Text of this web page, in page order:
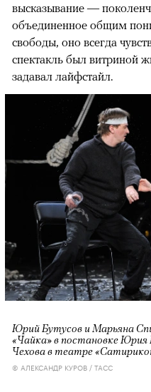
высказывание —
объединенное общим
свободы, оно всегда
спектакль был витриной
задавал лайфстайл.
Юрий Бутусов и Марьяна
«Чайка» в постановке
Чехова в театре
© АЛЕКСАНДР КУРОВ / ТАСС